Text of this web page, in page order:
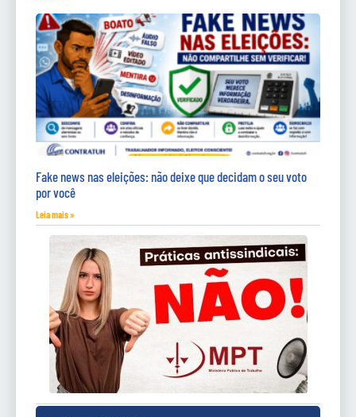
Fake news nas eleições: não deixe que decidam o seu voto
por você
Leia mais »